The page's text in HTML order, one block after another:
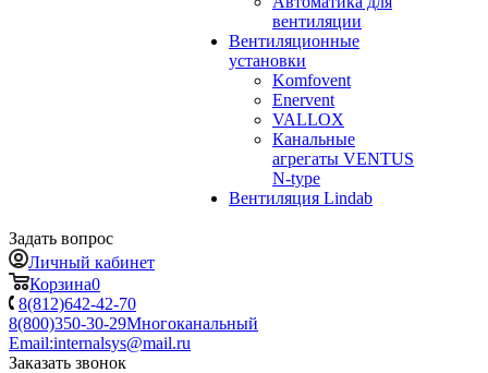
вентиляции
Вентиляционные
установки
Komfovent
Enervent
VALLOX
Канальные
агрегаты VENTUS
N-type
Вентиляция Lindab
Задать вопрос
Личный кабинет
Корзина0
8(812)642-42-70
8(800)350-30-29Многоканальный
Email:internalsys@mail.ru
Заказать звонок